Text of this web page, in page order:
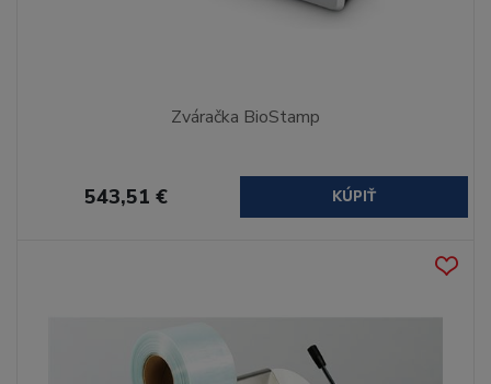
Zváračka BioStamp
543,51 € KÚPIŤ